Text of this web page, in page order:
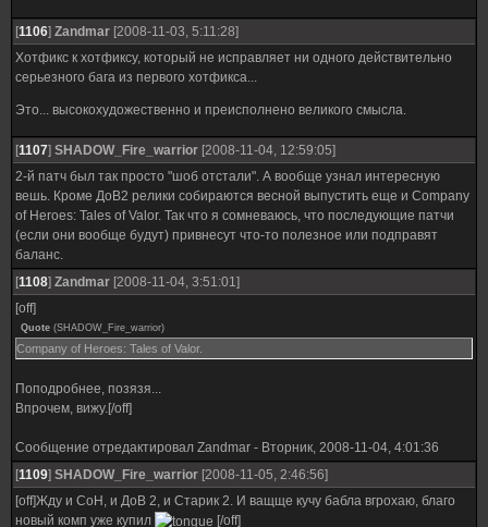
[1106] Zandmar [2008-11-03, 5:11:28]
Хотфикс к хотфиксу, который не исправляет ни одного действительно
серьезного бага из первого хотфикса...
Это... высокохудожественно и преисполнено великого смысла.
[1107] SHADOW_Fire_warrior [2008-11-04, 12:59:05]
2-й патч был так просто "шоб отстали". А вообще узнал интересную
вешь. Кроме ДоВ2 релики собираются весной выпустить еще и Company
of Heroes: Tales of Valor. Так что я сомневаюсь, что последующие патчи
(если они вообще будут) привнесут что-то полезное или подправят
баланс.
[1108] Zandmar [2008-11-04, 3:51:01]
[off]
Quote (SHADOW_Fire_warrior)
Company of Heroes: Tales of Valor.
Поподробнее, позязя...
Впрочем, вижу.[/off]
Сообщение отредактировал Zandmar - Вторник, 2008-11-04, 4:01:36
[1109] SHADOW_Fire_warrior [2008-11-05, 2:46:56]
[off]Жду и СоН, и ДоВ 2, и Старик 2. И ващще кучу бабла вгрохаю, благо
новый комп уже купил
[/off]